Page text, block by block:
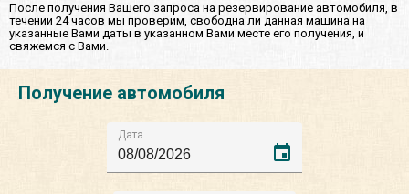
После получения Вашего запроса на резервирование автомобиля, в
течении 24 часов мы проверим, свободна ли данная машина на
указанные Вами даты в указанном Вами месте его получения, и
свяжемся с Вами.
Получение автомобиля
Дата
event